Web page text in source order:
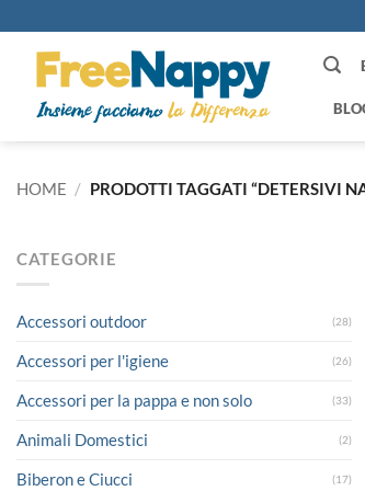
ai
contenuti
HOME / PRODOTTI TAGGATI “DETERSIVI
CATEGORIE
Accessori outdoor (28)
Accessori per l'igiene (26)
Accessori per la pappa e non solo (33)
Animali Domestici (2)
Biberon e Ciucci (17)